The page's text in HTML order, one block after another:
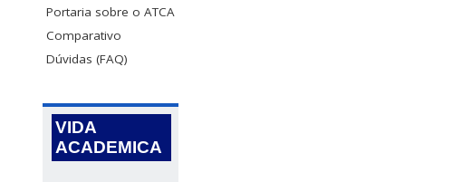
Portaria sobre o ATCA
Comparativo
Dúvidas (FAQ)
VIDA
ACADEMICA